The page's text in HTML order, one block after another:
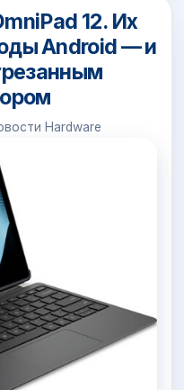
12. Их
Android — и
Hardware